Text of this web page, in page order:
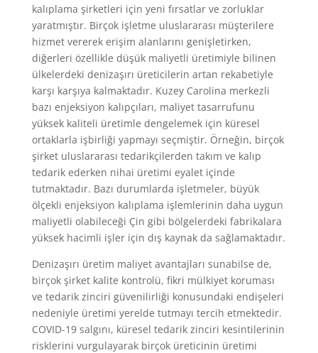
kalıplama şirketleri için yeni fırsatlar ve zorluklar
yaratmıştır. Birçok işletme uluslararası müşterilere
hizmet vererek erişim alanlarını genişletirken,
diğerleri özellikle düşük maliyetli üretimiyle bilinen
ülkelerdeki denizaşırı üreticilerin artan rekabetiyle
karşı karşıya kalmaktadır. Kuzey Carolina merkezli
bazı enjeksiyon kalıpçıları, maliyet tasarrufunu
yüksek kaliteli üretimle dengelemek için küresel
ortaklarla işbirliği yapmayı seçmiştir. Örneğin, birçok
şirket uluslararası tedarikçilerden takım ve kalıp
tedarik ederken nihai üretimi eyalet içinde
tutmaktadır. Bazı durumlarda işletmeler, büyük
ölçekli enjeksiyon kalıplama işlemlerinin daha uygun
maliyetli olabileceği Çin gibi bölgelerdeki fabrikalara
yüksek hacimli işler için dış kaynak da sağlamaktadır.
Denizaşırı üretim maliyet avantajları sunabilse de,
birçok şirket kalite kontrolü, fikri mülkiyet koruması
ve tedarik zinciri güvenilirliği konusundaki endişeleri
nedeniyle üretimi yerelde tutmayı tercih etmektedir.
COVID-19 salgını, küresel tedarik zinciri kesintilerinin
risklerini vurgulayarak birçok üreticinin üretimi